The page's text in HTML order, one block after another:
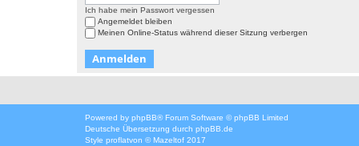
Ich habe mein Passwort vergessen
Angemeldet bleiben
Meinen Online-Status während dieser Sitzung verbergen
Powered by phpBB® Forum Software © phpBB Limited
Deutsche Übersetzung durch phpBB.de
Style proflatvon ©Mazeltof 2017